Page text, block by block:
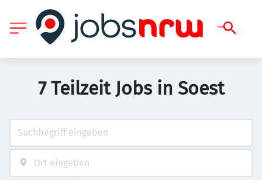
7 Teilzeit Jobs in Soest